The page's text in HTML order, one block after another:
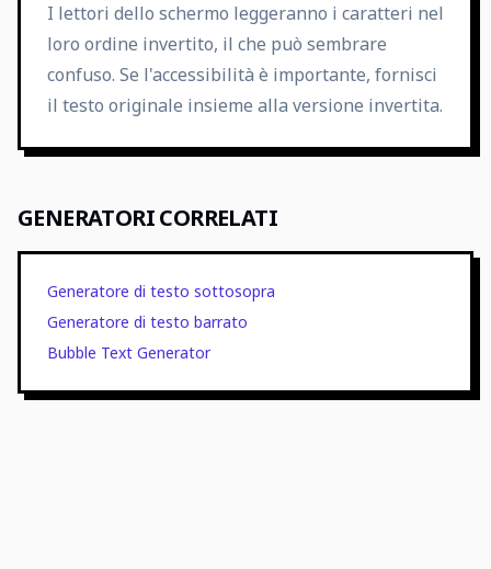
I lettori dello schermo leggeranno i caratteri nel
loro ordine invertito, il che può sembrare
confuso. Se l'accessibilità è importante, fornisci
il testo originale insieme alla versione invertita.
GENERATORI CORRELATI
Generatore di testo sottosopra
Generatore di testo barrato
Bubble Text Generator